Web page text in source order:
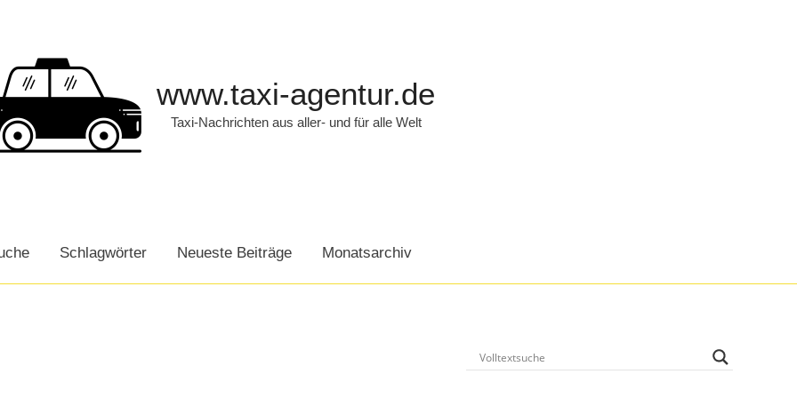
www.taxi-agentur.de
Taxi-Nachrichten aus aller- und für alle Welt
Schlagwörter Neueste Beiträge Monatsarchiv